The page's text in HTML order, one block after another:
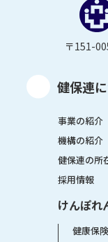
〒151-
健保連
事業の紹介
機構の紹介
健保連の所
採用情報
けんぽれ
健康保険